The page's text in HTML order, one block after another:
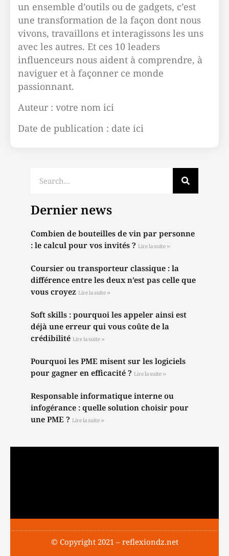
un ensemble d’outils ou de gadgets, c’est
une transformation de la façon dont nous
vivons, travaillons et interagissons les uns
avec les autres. Et ces 10 leaders
influenceurs nous aident à comprendre, à
naviguer et à façonner ce monde
passionnant.
Auteur : votre nom ici
Date de publication : date ici
Dernier news
Combien de bouteilles de vin par personne
: le calcul pour vos invités ? Lire la suite »
Coursier ou transporteur classique : la
différence entre les deux n’est pas celle que
vous croyez Lire la suite »
Soft skills : pourquoi les appeler ainsi est
déjà une erreur qui vous coûte de la
crédibilité Lire la suite »
Pourquoi les PME misent sur les logiciels
pour gagner en efficacité ? Lire la suite »
Responsable informatique interne ou
infogérance : quelle solution choisir pour
une PME ? Lire la suite »
© Copyright 2021 – reflexiondz.net